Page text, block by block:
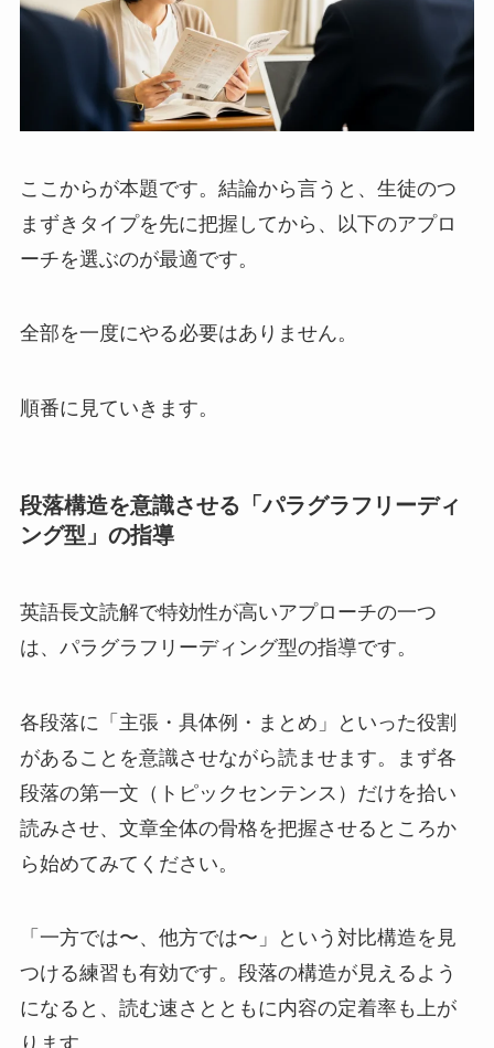
ここからが本題です。結論から言うと、生徒のつ
まずきタイプを先に把握してから、以下のアプロ
ーチを選ぶのが最適です。
全部を一度にやる必要はありません。
順番に見ていきます。
段落構造を意識させる「パラグラフリーディ
ング型」の指導
英語長文読解で特効性が高いアプローチの一つ
は、パラグラフリーディング型の指導です。
各段落に「主張・具体例・まとめ」といった役割
があることを意識させながら読ませます。まず各
段落の第一文（トピックセンテンス）だけを拾い
読みさせ、文章全体の骨格を把握させるところか
ら始めてみてください。
「一方では〜、他方では〜」という対比構造を見
つける練習も有効です。段落の構造が見えるよう
になると、読む速さとともに内容の定着率も上が